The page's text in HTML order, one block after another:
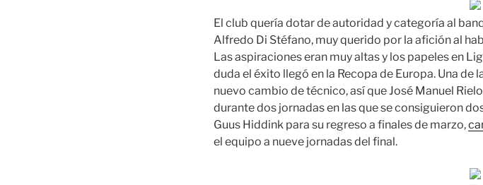
El club quería dotar de autoridad y categoría al
Alfredo Di Stéfano, muy querido por la afición al
Las aspiraciones eran muy altas y los papeles en
duda el éxito llegó en la Recopa de Europa. Una
nuevo cambio de técnico, así que José Manuel
durante dos jornadas en las que se consiguieron
Guus Hiddink para su regreso a finales de marzo,
el equipo a nueve jornadas del final.